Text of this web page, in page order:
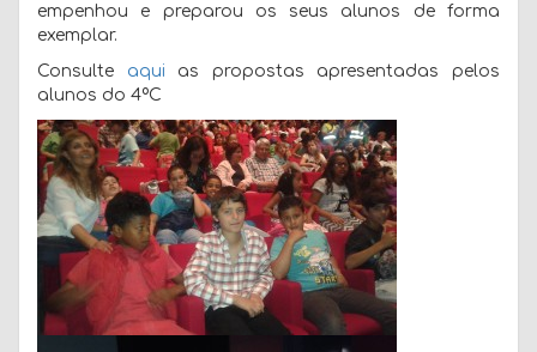
empenhou e preparou os seus alunos de forma
exemplar.
Consulte aqui as propostas apresentadas pelos
alunos do 4ºC